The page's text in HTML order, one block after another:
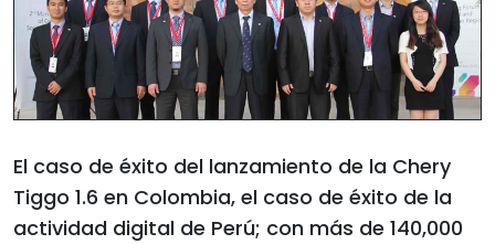
El caso de éxito del lanzamiento de la Chery
Tiggo 1.6 en Colombia, el caso de éxito de la
actividad digital de Perú; con más de 140,000